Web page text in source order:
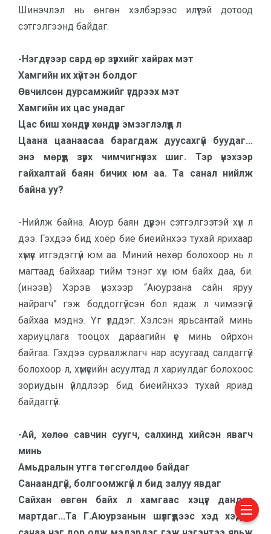
Шинэчлэл нь өнгөн хэлбэрээс илүүтэй дотоод
сэтгэл­гээнд байдаг.
-Нэг­дүгээр сард өр зүрхийг хай­рах мэт
Хам­гийн их хүйтэн болдог
Өв­чилсөн дурсамжийг үгдрээх мэт
Хам­гийн их цас унадаг
Цас биш хөндүүр хөндүүр эм­зэг­лэлүүд л
Цаа­на цаанаасаа барагдаж дуу­сахгүй буудаг...
энэ мөрүүд зүрх чимчигнүүлэх шиг. Тэр үнэхээр
гайхалтай баян бичих юм аа. Та санал нийлж
байна уу?
-Нийлж байна. Аюур баян дүүрэн сэтгэлгээтэй хүн л
дээ. Гэхдээ бид хоёр бие биеийнхээ тухай ярихаар
хүмүүс итгэдэггүй юм аа. Миний нөхөр болохоор нь л
магтаад байхаар тийм тэнэг хүн юм байх даа, би.
(инээв) Хэрэв үнэхээр “Аюурзана сайн яруу
найрагч” гэж боддоггүйсэн бол ядаж л чимээгүй
байхаа мэднэ. Үг үлддэг. Хэлсэн ярьсантай минь
хариуцлага тооцох дараагийн үе минь ойрхон
байгаа. Гэхдээ сурвалжлагч нар асуугаад салдаггүй
болохоор л, хүмүүсийн асуултад л хариулдаг болохоос
зориудын үйлдлээр бид биеийнхээ тухай яриад
байдаггүй.
-Ай, хөлөө савчин суугч, сал­хинд хийсэн явагч
минь
Амьд­ралын утга төгсгөлдөө бай­даг
Санаандгүй, болгоомжгүй л бид залуу явдаг
Сайхан өвгөн байх л хамгаас хэцүүг дандаа
мартдаг...Та Г.Аюурзанын шүлгүүдээс хэд хэдэн